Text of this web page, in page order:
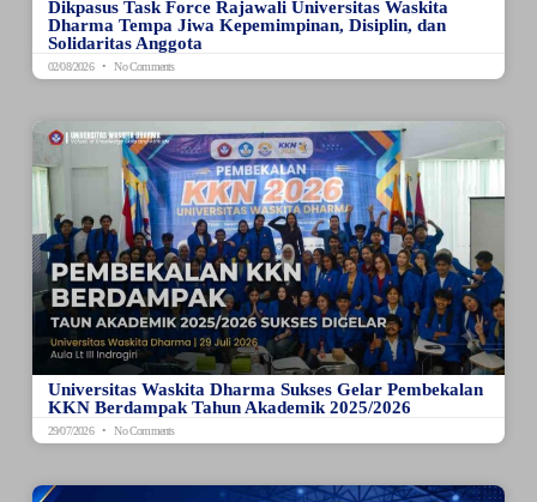
Dikpasus Task Force Rajawali Universitas Waskita
Dharma Tempa Jiwa Kepemimpinan, Disiplin, dan
Solidaritas Anggota
02/08/2026 No Comments
Universitas Waskita Dharma Sukses Gelar Pembekalan
KKN Berdampak Tahun Akademik 2025/2026
29/07/2026 No Comments